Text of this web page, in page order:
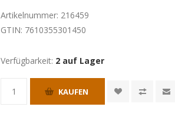
Artikelnummer: 216459
GTIN: 7610355301450
Verfügbarkeit: 2 auf Lager
KAUFEN